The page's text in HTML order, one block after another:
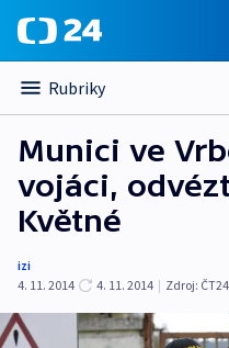
Rubriky
Munici ve
vojáci,
Květné
izi
4. 11. 2014
4. 11. 2014 | Zdroj: ČT24